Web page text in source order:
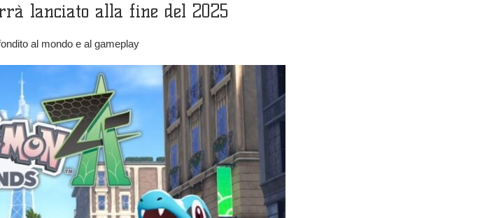
lanciato alla fine del 2025
al mondo e al gameplay